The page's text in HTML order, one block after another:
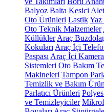
Balyoz Balta Kesici
Oto Ürünleri LastikYaz
Oto Teknik Malzemeler
Küllükler Araç
Kokuları Araç İçi
Paspası Araç İçi Kamera
Sistemleri Oto Bakım
Makineleri Tampon
Temizlik ve Bakım
Parlatıcı Ürünleri
ve Temizleyiciler